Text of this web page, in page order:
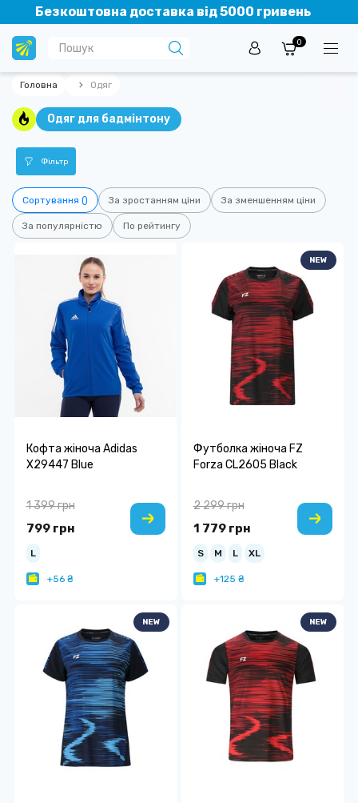
Безкоштовна доставка від 5000 гривень
0
Головна Одяг
Одяг для бадмінтону
Фільтр
Сортування () За зростанням ціни За зменшенням ціни
За популярністю По рейтингу
Кофта жіноча Adidas
X29447 Blue
799 грн
1 399 грн
L
+56 ₴
NEW
Футболка жіноча FZ
Forza CL2605 Black
1 779 грн
2 299 грн
S M L XL
+125 ₴
NEW NEW